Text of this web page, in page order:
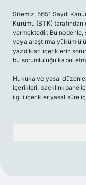
Sitemiz, 5651 Sayılı
Kurumu (BTK)
vermektedir. Bu
veya araştırma
yazdıkları içeriklerin
bu sorumluluğu kabul
Hukuka ve yasal
içerikleri,
ilgili içerikler yasal süre